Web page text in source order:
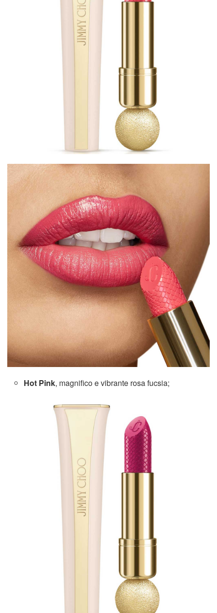
Hot Pink, magnifico e vibrante rosa fucsia;